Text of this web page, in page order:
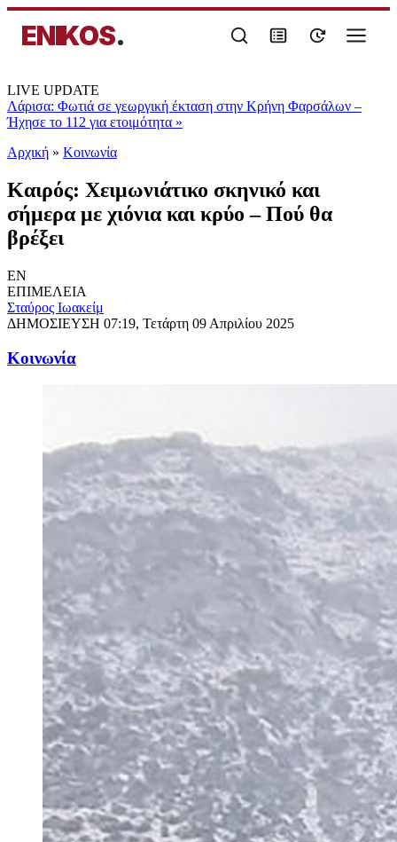
ENIKOS.
LIVE UPDATE
Λάρισα: Φωτιά σε γεωργική έκταση στην Κρήνη Φαρσάλων –
Ήχησε το 112 για ετοιμότητα »
Αρχική » Κοινωνία
Καιρός: Χειμωνιάτικο σκηνικό και
σήμερα με χιόνια και κρύο – Πού θα
βρέξει
EN
ΕΠΙΜΕΛΕΙΑ
Σταύρος Ιωακείμ
ΔΗΜΟΣΙΕΥΣΗ 07:19, Τετάρτη 09 Απριλίου 2025
Κοινωνία